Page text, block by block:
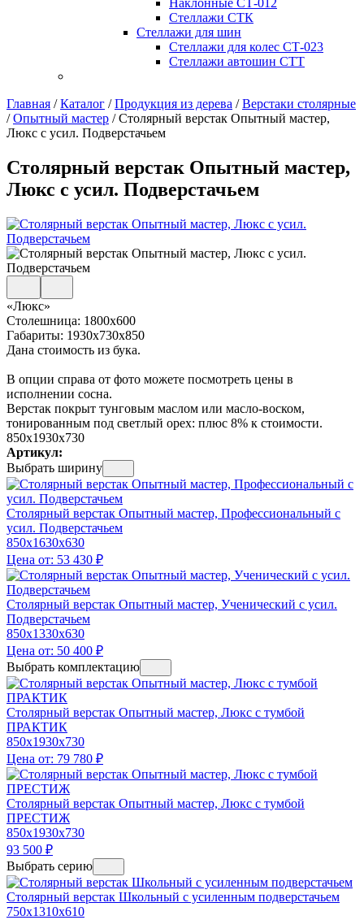
Наклонные СТ-012
Стеллажи СТК
Стеллажи для шин
Стеллажи для колес СТ-023
Стеллажи автошин СТТ
Главная /Каталог /Продукция из дерева /Верстаки столярные
/Опытный мастер /Столярный верстак Опытный мастер,
Люкс с усил. Подверстачьем
Столярный верстак Опытный мастер,
Люкс с усил. Подверстачьем
«Люкс»
Столешница: 1800х600
Габариты: 1930х730х850
Дана стоимость из бука.
В опции справа от фото можете посмотреть цены в
исполнении сосна.
Верстак покрыт тунговым маслом или масло-воском,
тонированным под светлый орех: плюс 8% к стоимости.
850x1930x730
Артикул:
Выбрать ширину
Столярный верстак Опытный мастер, Профессиональный с
усил. Подверстачьем
850x1630x630
Цена от: 53 430 ₽
Столярный верстак Опытный мастер, Ученический с усил.
Подверстачьем
850x1330x630
Цена от: 50 400 ₽
Выбрать комплектацию
Столярный верстак Опытный мастер, Люкс с тумбой
ПРАКТИК
850x1930x730
Цена от: 79 780 ₽
Столярный верстак Опытный мастер, Люкс с тумбой
ПРЕСТИЖ
850x1930x730
93 500 ₽
Выбрать серию
Столярный верстак Школьный с усиленным подверстачьем
750x1310x610